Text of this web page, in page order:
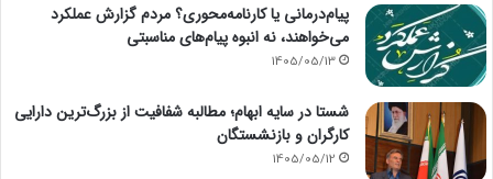
پیام‌درمانی یا کارنامه‌محوری؟ مردم گزارش عملکرد
می‌خواهند، نه انبوه پیام‌های مناسبتی
1405/05/13
شستا در سایه ابهام؛ مطالبه شفافیت از بزرگ‌ترین دارایی
کارگران و بازنشستگان
1405/05/12